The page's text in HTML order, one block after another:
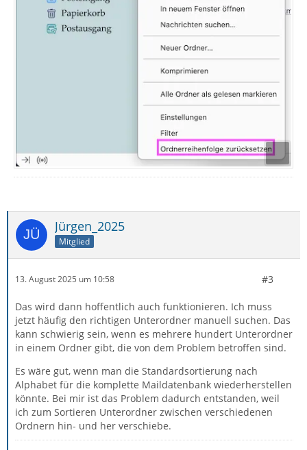
Jürgen_2025
Mitglied
13. August 2025 um 10:58 #3
Das wird dann hoffentlich auch funktionieren. Ich muss
jetzt häufig den richtigen Unterordner manuell suchen. Das
kann schwierig sein, wenn es mehrere hundert Unterordner
in einem Ordner gibt, die von dem Problem betroffen sind.
Es wäre gut, wenn man die Standardsortierung nach
Alphabet für die komplette Maildatenbank wiederherstellen
könnte. Bei mir ist das Problem dadurch entstanden, weil
ich zum Sortieren Unterordner zwischen verschiedenen
Ordnern hin- und her verschiebe.